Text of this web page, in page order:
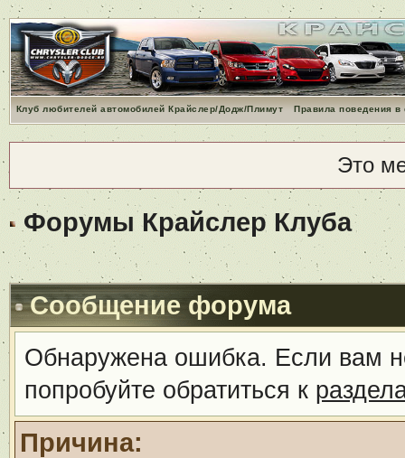
Клуб любителей автомобилей Крайслер/Додж/Плимут Правила поведения
Это
Форумы Крайслер Клуба
Сообщение форума
Обнаружена ошибка. Если вам
попробуйте обратиться к
Причина: